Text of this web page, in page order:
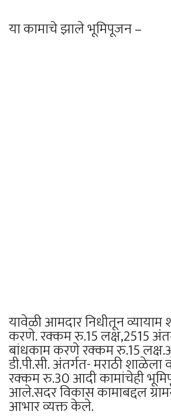
या कामाचे झाले भूमिपूजन –
यावेळी आमदार निधीतून व्यायाम
करणे. रक्कम रु.15 लक्ष,2515
बांधकाम करणे रक्कम रु.15
डी.पी.सी. अंतर्गत- मराठी
रक्कम रु.30 आदी कामांचेही
आले.सदर विकास कामाबद्दल
आभार व्यक्त केले.